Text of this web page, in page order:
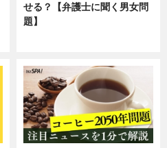
せる？【弁護士に聞く男女問
題】